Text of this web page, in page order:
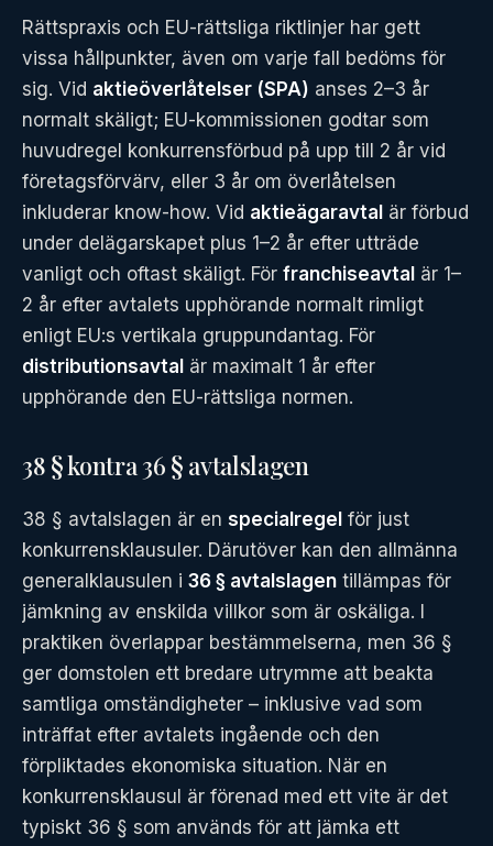
Rättspraxis och EU-rättsliga riktlinjer har gett
vissa hållpunkter, även om varje fall bedöms för
sig. Vid aktieöverlåtelser (SPA) anses 2–3 år
normalt skäligt; EU-kommissionen godtar som
huvudregel konkurrensförbud på upp till 2 år vid
företagsförvärv, eller 3 år om överlåtelsen
inkluderar know-how. Vid aktieägaravtal är förbud
under delägarskapet plus 1–2 år efter utträde
vanligt och oftast skäligt. För franchiseavtal är 1–
2 år efter avtalets upphörande normalt rimligt
enligt EU:s vertikala gruppundantag. För
distributionsavtal är maximalt 1 år efter
upphörande den EU-rättsliga normen.
38 § kontra 36 § avtalslagen
38 § avtalslagen är en specialregel för just
konkurrensklausuler. Därutöver kan den allmänna
generalklausulen i 36 § avtalslagen tillämpas för
jämkning av enskilda villkor som är oskäliga. I
praktiken överlappar bestämmelserna, men 36 §
ger domstolen ett bredare utrymme att beakta
samtliga omständigheter – inklusive vad som
inträffat efter avtalets ingående och den
förpliktades ekonomiska situation. När en
konkurrensklausul är förenad med ett vite är det
typiskt 36 § som används för att jämka ett